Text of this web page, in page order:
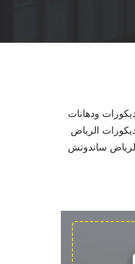
ودهانات
الرياض
ساندوتش